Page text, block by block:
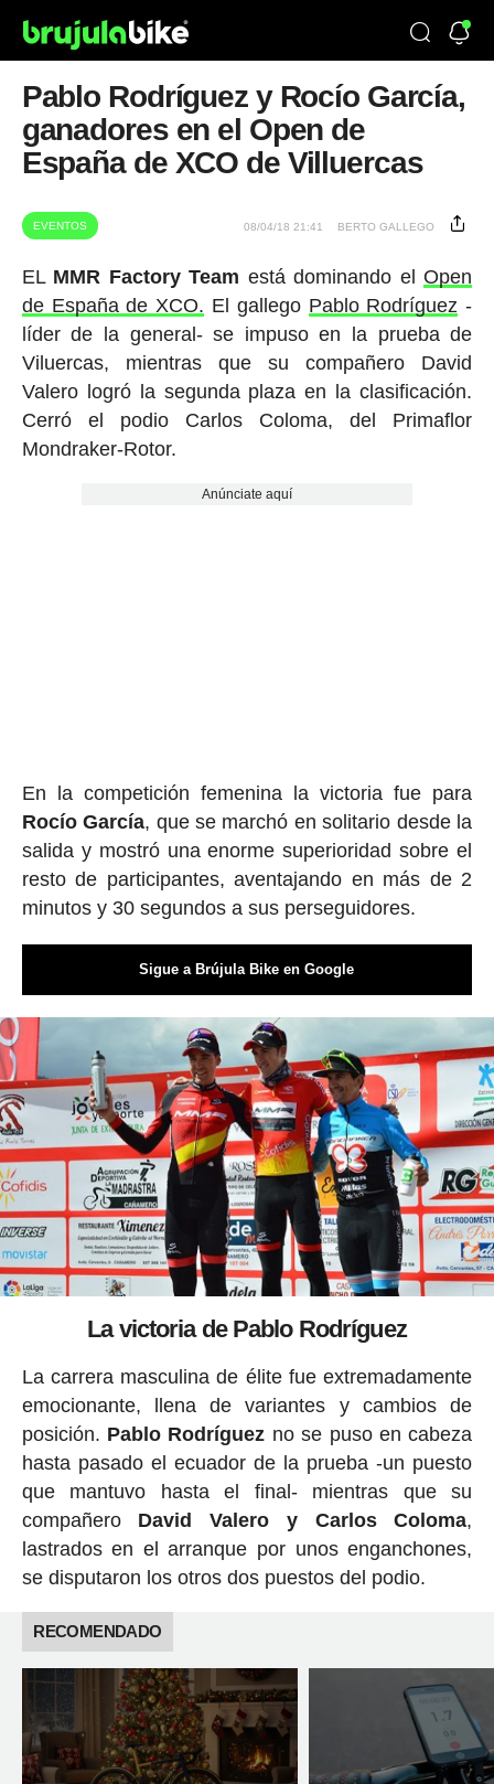
Pablo Rodríguez y Rocío García,
ganadores en el Open de
España de XCO de Villuercas
EVENTOS 08/04/18 21:41 BERTO GALLEGO
EL MMR Factory Team está dominando elOpen
de España de XCO. El gallego Pablo Rodríguez -
líder de la general- se impuso en la prueba de
Viluercas, mientras que su compañero David
Valero logró la segunda plaza en la clasificación.
Cerró el podio Carlos Coloma, del Primaflor
Mondraker-Rotor.
Anúnciate aquí
En la competición femenina la victoria fue para
Rocío García, que se marchó en solitario desde la
salida y mostró una enorme superioridad sobre el
resto de participantes, aventajando en más de 2
minutos y 30 segundos a sus perseguidores.
Sigue a Brújula Bike en Google
La victoria de Pablo Rodríguez
La carrera masculina de élite fue extremadamente
emocionante, llena de variantes y cambios de
posición. Pablo Rodríguez no se puso en cabeza
hasta pasado el ecuador de la prueba -un puesto
que mantuvo hasta el final- mientras que su
compañero David Valero y Carlos Coloma,
lastrados en el arranque por unos enganchones,
se disputaron los otros dos puestos del podio.
RECOMENDADO